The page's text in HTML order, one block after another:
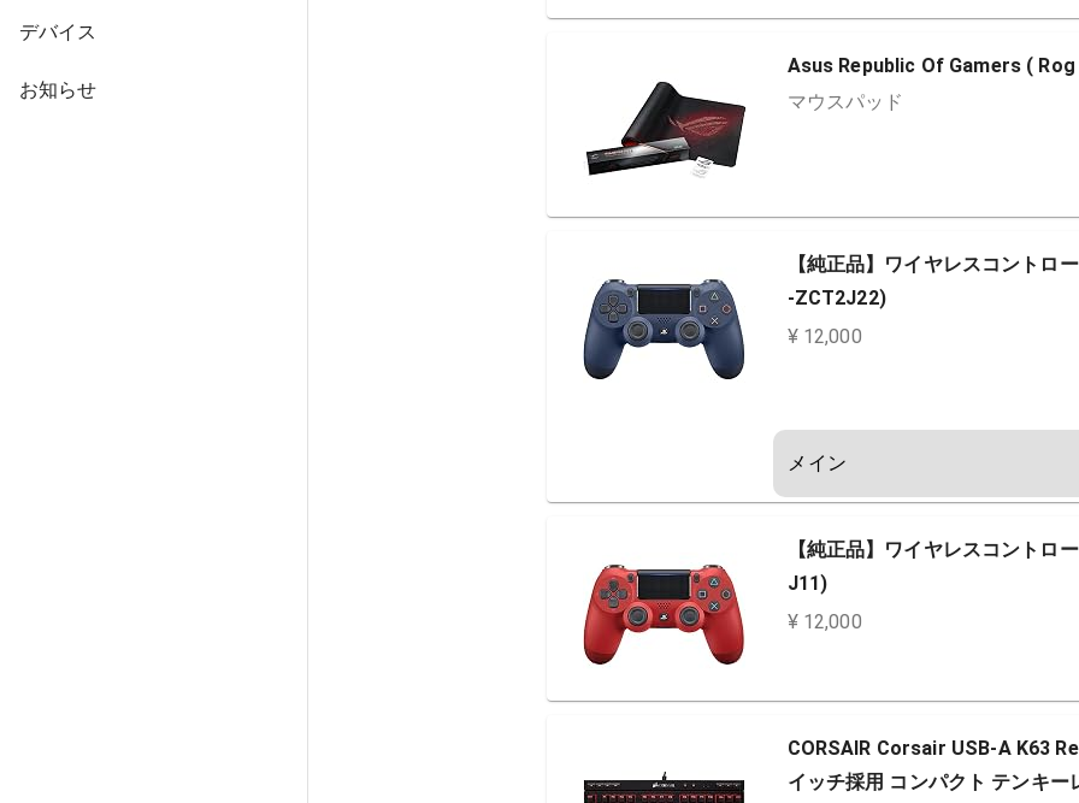
デバイス
お知らせ
Asus Republic Of Gamers (
マウスパッド
【純正品】ワイヤレスコントロ
-ZCT2J22)
¥ 12,000
メイン
【純正品】ワイヤレスコントロ
J11)
¥ 12,000
CORSAIR Corsair USB-A K63
イッチ採用 コンパクト テンキ